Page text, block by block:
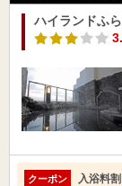
ハイランドふ
クーポン 入浴料割